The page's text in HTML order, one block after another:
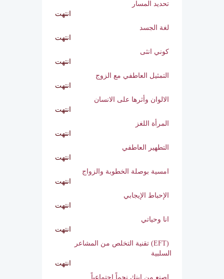
انتهت
انتهت
لغة الجسد
انتهت
كوني انثى
انتهت
التمثيل العاطفي مع الزوج
انتهت
الالوان وأثرها على الانسان
انتهت
المرأة اللغز
انتهت
التطهير العاطفي
انتهت
امسية بوصلة الخطوبة والزواج
انتهت
الإحباط الإيجابي
انتهت
انا وحياتي